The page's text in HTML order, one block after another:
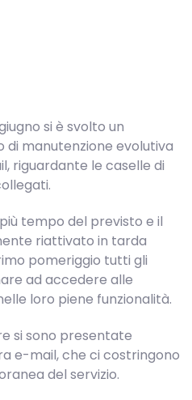
si è svolto un
manutenzione evolutiva
riguardante le caselle di
tempo del previsto e il
riattivato in tarda
pomeriggio tutti gli
ad accedere alle
loro piene funzionalità.
si sono presentate
e-mail, che ci costringono
del servizio.